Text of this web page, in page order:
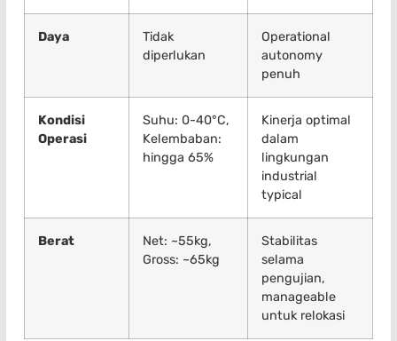
Daya
Tidak
diperlukan
Operational
autonomy
penuh
Kondisi
Operasi
Suhu: 0-40°C,
Kelembaban:
hingga 65%
Kinerja optimal
dalam
lingkungan
industrial
typical
Berat
Net: ~55kg,
Gross: ~65kg
Stabilitas
selama
pengujian,
manageable
untuk relokasi